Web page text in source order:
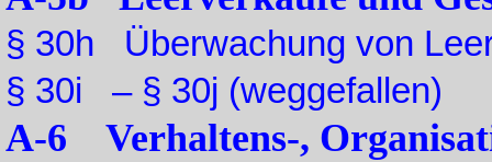
§ 30h Überwachung von
§ 30i – § 30j (weggefallen)
A-6 Verhaltens-,